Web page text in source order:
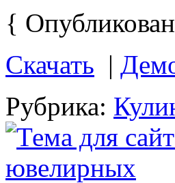
{
Скачать |
Рубрика: